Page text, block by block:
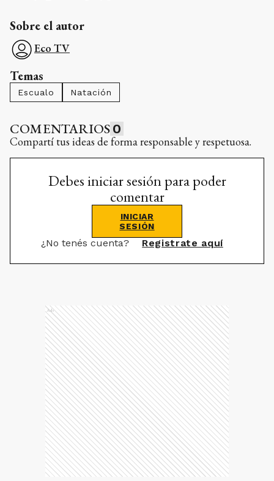
Sobre el autor
Eco TV
Temas
Escualo Natación
COMENTARIOS 0
Compartí tus ideas de forma responsable y respetuosa.
Debes iniciar sesión para poder
comentar
INICIAR
SESIÓN
¿No tenés cuenta? Registrate aquí
Ads